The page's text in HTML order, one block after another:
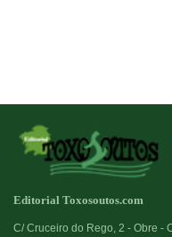
Editorial Toxosoutos.com
C/ Cruceiro do Rego, 2 - Obre -